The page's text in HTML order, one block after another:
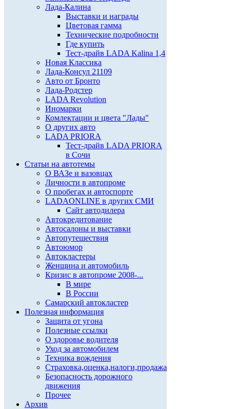
Лада-Калина
Выставки и награды
Цветовая гамма
Технические подробности
Где купить
Тест-драйв LADA Kalina 1,4
Новая Классика
Лада-Консул 21109
Авто от Бронто
Лада-Родстер
LADA Revolution
Иномарки
Комлектации и цвета "Лады"
О других авто
LADA PRIORA
Тест-драйв LADA PRIORA
в Сочи
Статьи на автотемы
О ВАЗе и вазовцах
Личности в автопроме
О пробегах и автоспорте
LADAONLINE в других СМИ
Сайт автодилера
Автокредитование
Автосалоны и выставки
Автопутешествия
Автоюмор
Автокластеры
Женщина и автомобиль
Кризис в автопроме 2008-...
В мире
В России
Самарский автокластер
Полезная информация
Защита от угона
Полезные ссылки
О здоровье водителя
Уход за автомобилем
Техника вождения
Страховка,оценка,налоги,продажа
Безопасность дорожного
движения
Прочее
Архив